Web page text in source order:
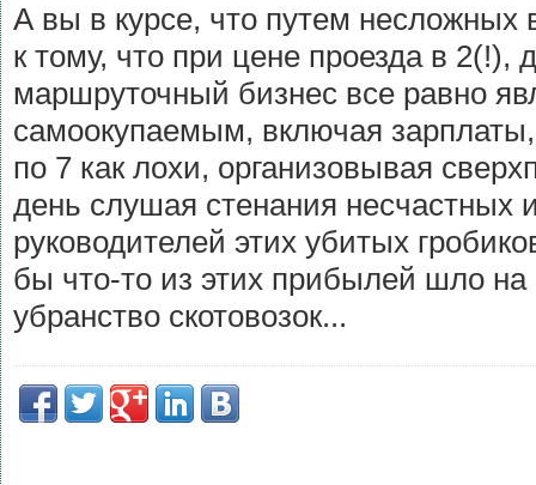
А вы в курсе, что путем
к тому, что при цене проезда в 2(!),
маршруточный бизнес все равно
самоокупаемым, включая
по 7 как лохи, организовывая
день слушая стенания несчастных
руководителей этих убитых
бы что-то из этих прибылей шло на
убранство скотовозок...